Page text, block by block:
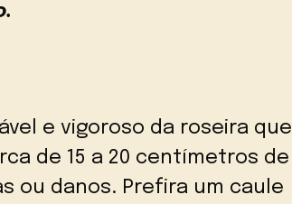
e vigoroso da roseira que
de 15 a 20 centímetros de
ou danos. Prefira um caule